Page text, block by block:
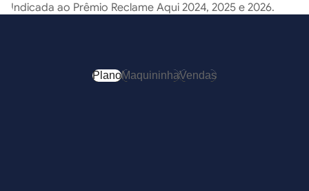
Indicada ao Prêmio Reclame Aqui 2024, 2025 e 2026.
PlanoMaquininhaVendas